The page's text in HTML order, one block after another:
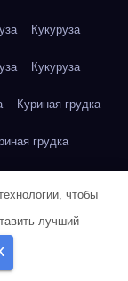
Кукуруза
Кукуруза
Куриная грудка
грудка
грудка
грудка
чтобы
лучший